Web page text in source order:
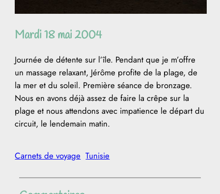
Mardi 18 mai 2004
Journée de détente sur l’île. Pendant que je m’offre
un massage relaxant, Jérôme profite de la plage, de
la mer et du soleil. Première séance de bronzage.
Nous en avons déjà assez de faire la crêpe sur la
plage et nous attendons avec impatience le départ du
circuit, le lendemain matin.
Carnets de voyage Tunisie